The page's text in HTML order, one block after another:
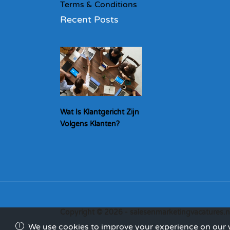
Terms & Conditions
Recent Posts
Wat Is Klantgericht Zijn
Volgens Klanten?
We use cookies to improve your experience on